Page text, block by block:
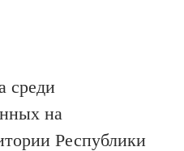
среди
на
Республики